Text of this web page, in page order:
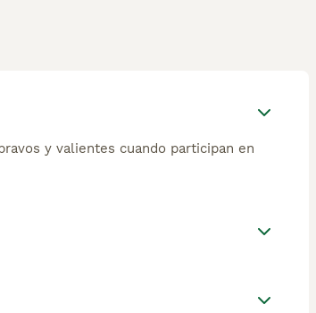
y valientes cuando participan en